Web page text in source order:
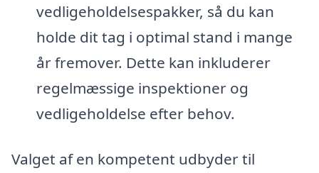
vedligeholdelsespakker, så du kan
holde dit tag i optimal stand i mange
år fremover. Dette kan inkluderer
regelmæssige inspektioner og
vedligeholdelse efter behov.
Valget af en kompetent udbyder til